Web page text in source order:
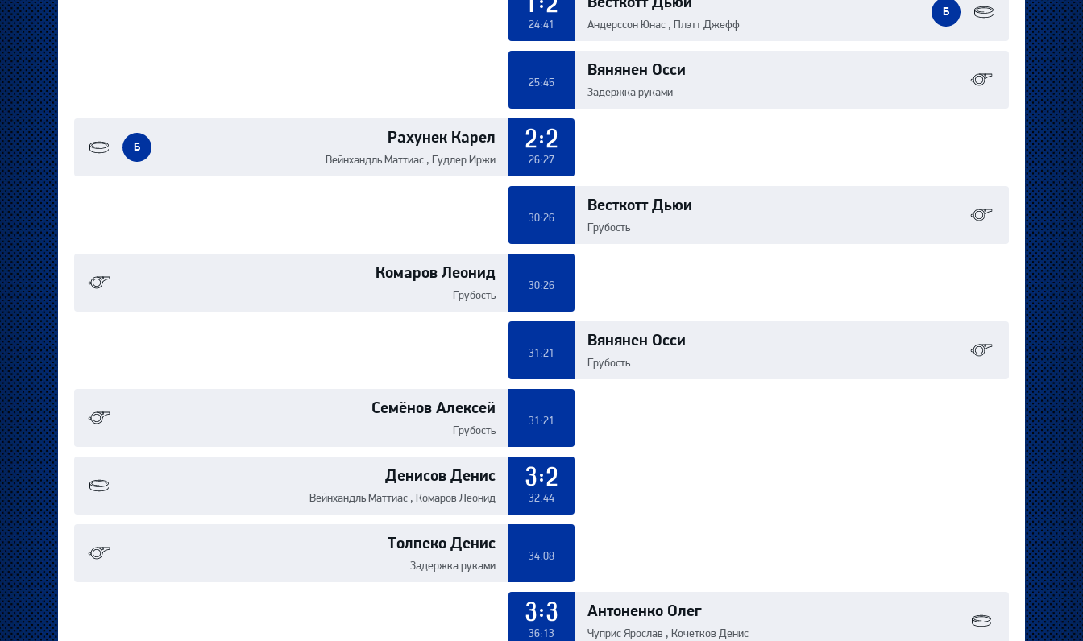
Андерссон Юнас , Плэтт Джефф
1:2
24:41
Б
Вянянен Осси
Задержка руками
25:45
Рахунек Карел
Вейнхандль Маттиас , Гудлер Иржи
2:2
26:27
Б
Весткотт Дьюи
Грубость
30:26
Комаров Леонид
Грубость
30:26
Вянянен Осси
Грубость
31:21
Семёнов Алексей
Грубость
31:21
Денисов Денис
Вейнхандль Маттиас , Комаров Леонид
3:2
32:44
Толпеко Денис
Задержка руками
34:08
Антоненко Олег
Чуприс Ярослав , Кочетков Денис
3:3
36:13